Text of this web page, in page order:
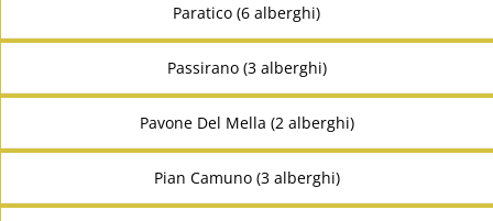
Paratico (6 alberghi)
Passirano (3 alberghi)
Pavone Del Mella (2 alberghi)
Pian Camuno (3 alberghi)